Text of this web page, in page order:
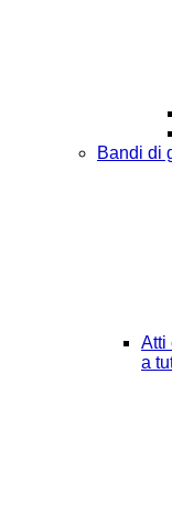
Bandi di
Atti
a